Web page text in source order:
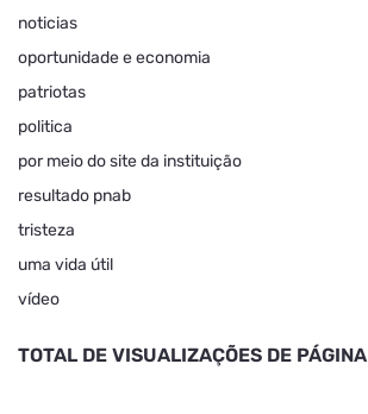
noticias
oportunidade e economia
patriotas
politica
por meio do site da instituição
resultado pnab
tristeza
uma vida útil
vídeo
TOTAL DE VISUALIZAÇÕES DE PÁGINA